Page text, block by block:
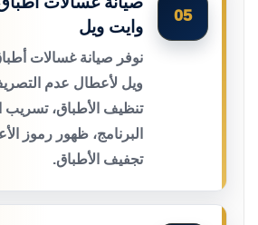
05
وايت ويل
نوفر صيانة غسالات
ويل لأعطال عدم
تنظيف الأطباق، تسريب
البرنامج، ظهور رموز
تجفيف الأطباق.